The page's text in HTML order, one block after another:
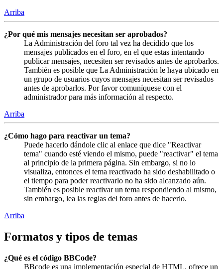
Arriba
¿Por qué mis mensajes necesitan ser aprobados?
La Administración del foro tal vez ha decidido que los
mensajes publicados en el foro, en el que estas intentando
publicar mensajes, necesiten ser revisados antes de aprobarlos.
También es posible que La Administración le haya ubicado en
un grupo de usuarios cuyos mensajes necesitan ser revisados
antes de aprobarlos. Por favor comuníquese con el
administrador para más información al respecto.
Arriba
¿Cómo hago para reactivar un tema?
Puede hacerlo dándole clic al enlace que dice "Reactivar
tema" cuando esté viendo el mismo, puede "reactivar" el tema
al principio de la primera página. Sin embargo, si no lo
visualiza, entonces el tema reactivado ha sido deshabilitado o
el tiempo para poder reactivarlo no ha sido alcanzado aún.
También es posible reactivar un tema respondiendo al mismo,
sin embargo, lea las reglas del foro antes de hacerlo.
Arriba
Formatos y tipos de temas
¿Qué es el código BBCode?
BBcode es una implementación especial de HTML, ofrece un